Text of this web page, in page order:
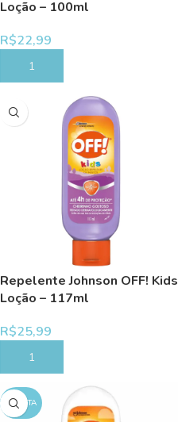
Loção – 100ml
R$22,99
COMPRAR
Repelente Johnson OFF! Kids
Loção – 117ml
R$25,99
COMPRAR
OFERTA